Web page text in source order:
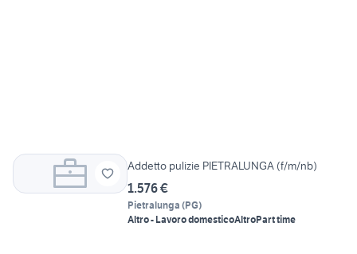
Addetto pulizie PIETRALUNGA (f/m/nb)
1.576 €
Pietralunga (PG)
Altro - Lavoro domesticoAltroPart time